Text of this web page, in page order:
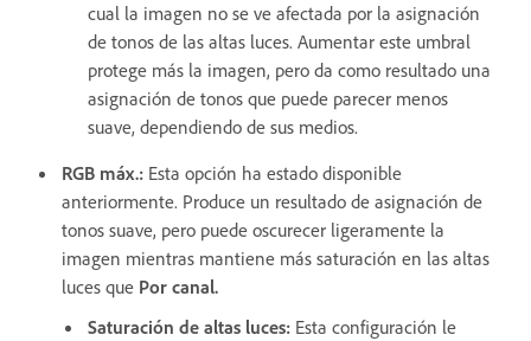
cual la imagen no se ve afectada por la asignación
de tonos de las altas luces. Aumentar este umbral
protege más la imagen, pero da como resultado una
asignación de tonos que puede parecer menos
suave, dependiendo de sus medios.
RGB máx.: Esta opción ha estado disponible
anteriormente. Produce un resultado de asignación de
tonos suave, pero puede oscurecer ligeramente la
imagen mientras mantiene más saturación en las altas
luces que Por canal.
Saturación de altas luces: Esta configuración le